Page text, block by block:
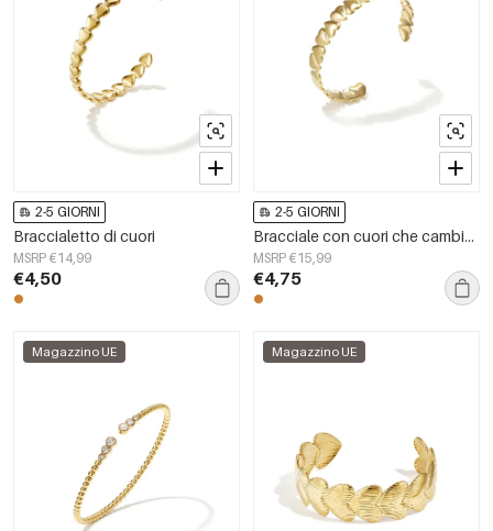
2-5 GIORNI
Braccialetto di cuori
MSRP €14,99
€4,50
2-5 GIORNI
Bracciale con cuori che cambiano
MSRP €15,99
€4,75
Magazzino UE Magazzino UE